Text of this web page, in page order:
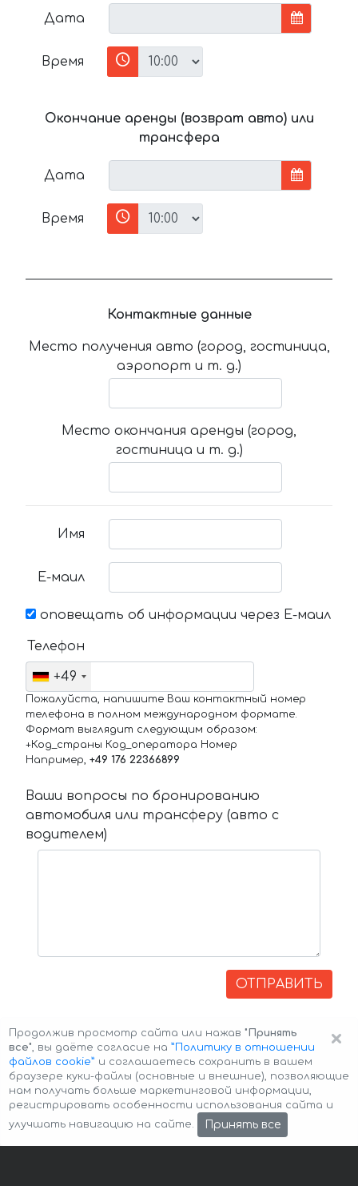
Дата
Время
Окончание аренды (возврат авто) или
трансфера
Дата
Время
Контактные данные
Место получения авто (город, гостиница,
аэропорт и т. д.)
Место окончания аренды (город,
гостиница и т. д.)
Имя
Е-маил
оповещать об информации через Е-маил
Телефон
+49
Пожалуйста, напишите Ваш контактный номер
телефона в полном международном формате.
Формат выглядит следующим образом:
+Код_страны Код_оператора Номер
Например, +49 176 22366899
Ваши вопросы по бронированию
автомобиля или трансферу (авто с
водителем)
ОТПРАВИТЬ
Авторские права © 2026 Авто-Аренда Cookie Policy
×
Продолжив просмотр сайта или нажав "Принять
все", вы даёте согласие на ”Политику в отношении
файлов cookie” и соглашаетесь сохранить в вашем
браузере куки-файлы (основные и внешние), позволяющие
нам получать больше маркетинговой информации,
регистрировать особенности использования сайта и
улучшать навигацию на сайте.
Принять все